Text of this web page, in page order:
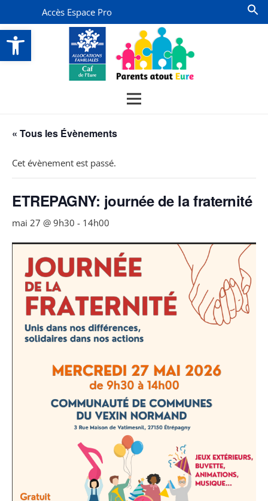
Ouvrir la barre d’outils
Accès Espace Pro
« Tous les Évènements
Cet évènement est passé.
ETREPAGNY: journée de la fraternité
mai 27 @ 9h30 - 14h00